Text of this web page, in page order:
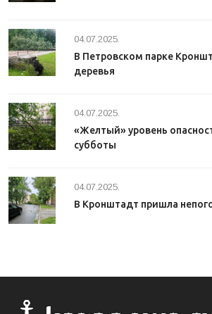
04.07.2025.
В Петровском парке
деревья
04.07.2025.
«Желтый» уровень
субботы
04.07.2025.
В Кронштадт пришла